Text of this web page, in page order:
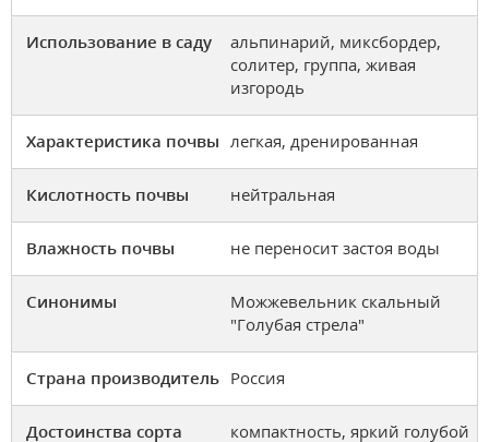
Использование в саду
альпинарий, миксбордер,
солитер, группа, живая
изгородь
Характеристика почвы легкая, дренированная
Кислотность почвы нейтральная
Влажность почвы не переносит застоя воды
Синонимы
Можжевельник скальный
"Голубая стрела"
Страна производитель Россия
Достоинства сорта компактность, яркий голубой